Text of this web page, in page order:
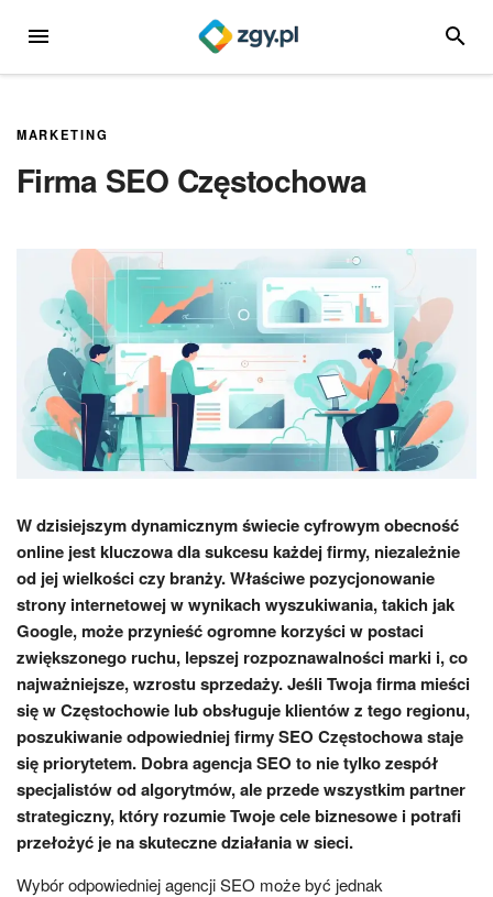
MENU
MARKETING
Firma SEO Częstochowa
W dzisiejszym dynamicznym świecie cyfrowym obecność
online jest kluczowa dla sukcesu każdej firmy, niezależnie
od jej wielkości czy branży. Właściwe pozycjonowanie
strony internetowej w wynikach wyszukiwania, takich jak
Google, może przynieść ogromne korzyści w postaci
zwiększonego ruchu, lepszej rozpoznawalności marki i, co
najważniejsze, wzrostu sprzedaży. Jeśli Twoja firma mieści
się w Częstochowie lub obsługuje klientów z tego regionu,
poszukiwanie odpowiedniej firmy SEO Częstochowa staje
się priorytetem. Dobra agencja SEO to nie tylko zespół
specjalistów od algorytmów, ale przede wszystkim partner
strategiczny, który rozumie Twoje cele biznesowe i potrafi
przełożyć je na skuteczne działania w sieci.
Wybór odpowiedniej agencji SEO może być jednak